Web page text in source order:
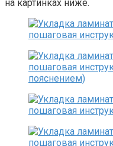
на картинках ниже.